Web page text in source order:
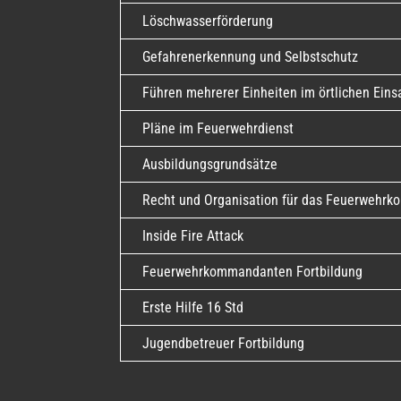
Löschwasserförderung
Gefahrenerkennung und Selbstschutz
Führen mehrerer Einheiten im örtlichen
Pläne im Feuerwehrdienst
Ausbildungsgrundsätze
Recht und Organisation für das
Inside Fire Attack
Feuerwehrkommandanten Fortbildung
Erste Hilfe 16 Std
Jugendbetreuer Fortbildung